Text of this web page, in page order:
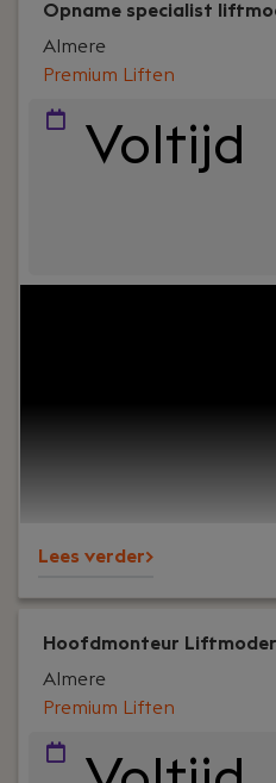
Opname specialist
Premium Liften
Almere
Voltijd
Lees verder>
Hoofdmonteur
Premium Liften
Almere